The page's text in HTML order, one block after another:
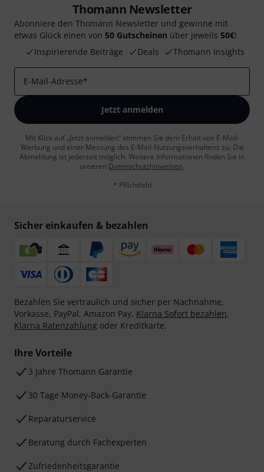
Thomann Newsletter
Abonniere den Thomann Newsletter und gewinne mit
etwas Glück einen von 50 Gutscheinen über jeweils 50€!
Inspirierende Beiträge
Deals Thomann Insights
E-Mail-Adresse*
Jetzt anmelden
Mit Klick auf „Jetzt anmelden“ stimmen Sie dem Erhalt von E-Mail-
Werbung und einer Messung des E-Mail-Nutzungsverhaltens zu. Die
Abmeldung ist jederzeit möglich. Weitere Informationen finden Sie in
unseren Datenschutzhinweisen.
* Pflichtfeld
Sicher einkaufen & bezahlen
Bezahlen Sie vertraulich und sicher per Nachnahme,
Vorkasse, PayPal, Amazon Pay, Klarna Sofort bezahlen,
Klarna Ratenzahlung oder Kreditkarte.
Ihre Vorteile
3 Jahre Thomann Garantie
30 Tage Money-Back-Garantie
Reparaturservice
Beratung durch Fachexperten
Zufriedenheitsgarantie